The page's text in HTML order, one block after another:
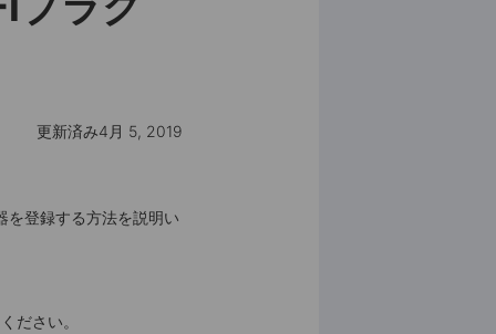
更新済み4月 5, 2019
を登録する方法を説明い
ださい。